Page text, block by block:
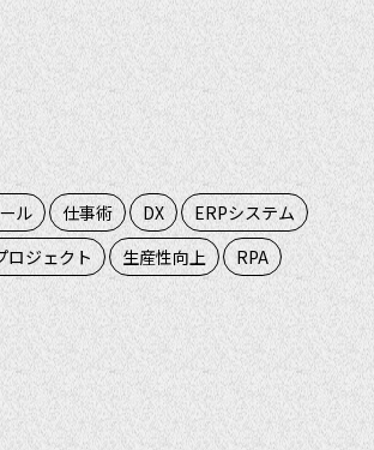
ル 仕事術 DX
ERPシステム
ロジェクト 生産性向上 RPA